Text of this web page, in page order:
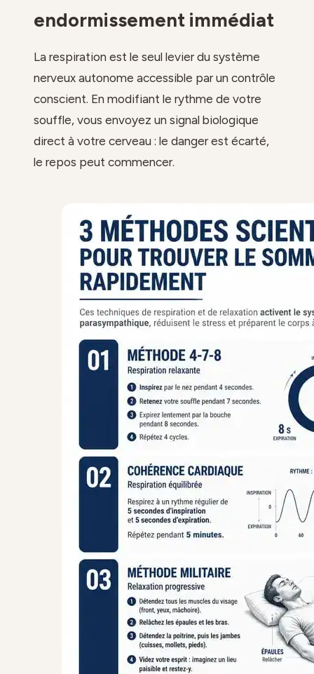
endormissement immédiat
La respiration est le seul levier du système
nerveux autonome accessible par un contrôle
conscient. En modifiant le rythme de votre
souffle, vous envoyez un signal biologique
direct à votre cerveau : le danger est écarté,
le repos peut commencer.